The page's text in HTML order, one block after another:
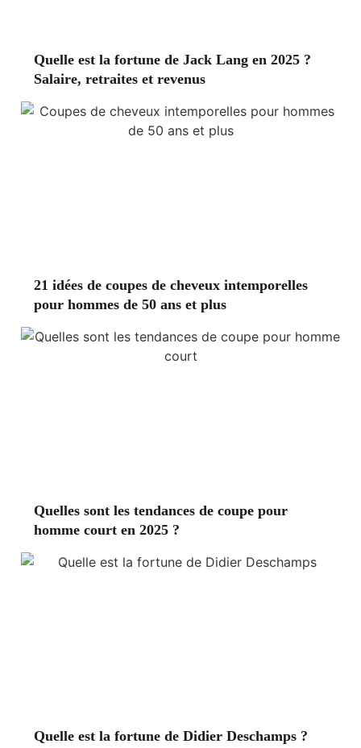
Quelle est la fortune de Jack Lang en 2025 ?
Salaire, retraites et revenus
21 idées de coupes de cheveux intemporelles
pour hommes de 50 ans et plus
Quelles sont les tendances de coupe pour
homme court en 2025 ?
Quelle est la fortune de Didier Deschamps ?